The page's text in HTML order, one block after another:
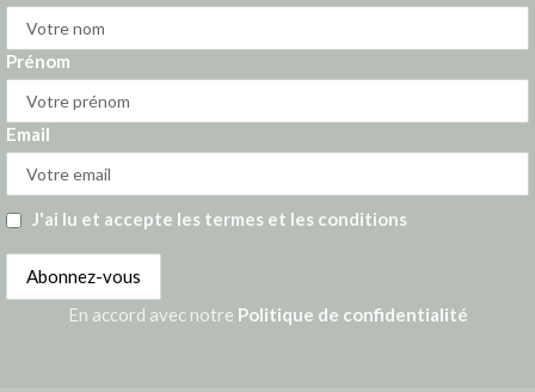
Prénom
Email
J'ai lu et accepte les termes et les conditions
En accord avec notre Politique de confidentialité